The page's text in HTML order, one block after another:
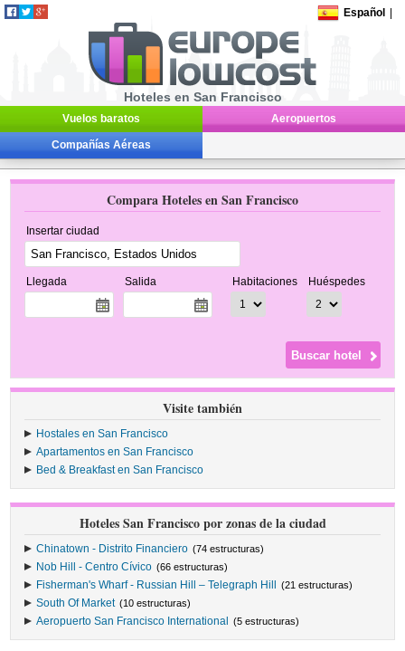
Español
Hoteles en San Francisco
Vuelos baratos Aeropuertos
Compañías Aéreas
Compara Hoteles en San Francisco
Insertar ciudad
Llegada Salida Habitaciones Huéspedes
Visite también
Hostales en San Francisco
Apartamentos en San Francisco
Bed & Breakfast en San Francisco
Hoteles San Francisco por zonas de la ciudad
Chinatown - Distrito Financiero (74 estructuras)
Nob Hill - Centro Cívico (66 estructuras)
Fisherman's Wharf - Russian Hill – Telegraph Hill (21 estructuras)
South Of Market (10 estructuras)
Aeropuerto San Francisco International (5 estructuras)